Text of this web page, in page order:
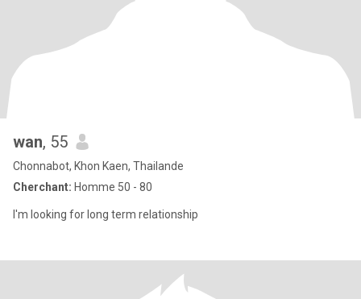
wan, 55
Chonnabot, Khon Kaen, Thailande
Cherchant: Homme 50 - 80
I'm looking for long term relationship